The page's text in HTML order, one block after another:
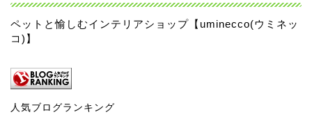
ペットと愉しむインテリアショップ【uminecco(ウミネッ
コ)】
人気ブログランキング